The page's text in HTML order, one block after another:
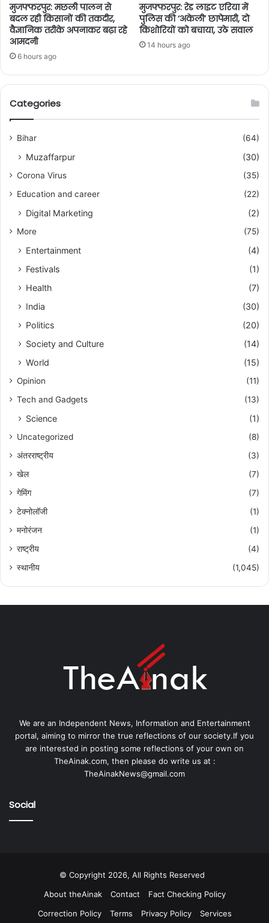
मुजफ्फरपुर: मछली पालन से
बदल रही किसानों की तकदीर,
वैज्ञानिक तरीके अपनाकर बढ़ा रहे
आमदनी
6 hours ago
मुजफ्फरपुर: रेड लाइट एरिया में
पुलिस की ‘अकेली’ छापेमारी, दो
किशोरियों को बचाया, उठे सवाल
14 hours ago
Categories
Bihar (64)
Muzaffarpur (30)
Corona Virus
(35)
Education and career
(22)
Digital Marketing (2)
More (75)
Entertainment
(4)
Festivals
(1)
Health
(7)
India
(30)
Politics
(20)
Society and Culture
(14)
World
(15)
Opinion
(11)
Tech and Gadgets
(13)
Science (1)
Uncategorized
(8)
अंतरराष्ट्रीय
(3)
खेल
(7)
गेमिंग
(7)
टेक्नोलॉजी
(1)
मनोरंजन
(1)
राष्ट्रीय
(4)
स्थानीय
(1,045)
We are an Independent News, Information and Entertainment
portal, aiming to mirror the true reflections of our society.If you
are interested in posting some reflections of your own on
TheAinak.com, then please do write us at :
TheAinakNews@gmail.com
Social
© Copyright 2026, All Rights Reserved
About theAinak
Contact
Fact Checking Policy
Correction Policy
Terms Privacy Policy Services